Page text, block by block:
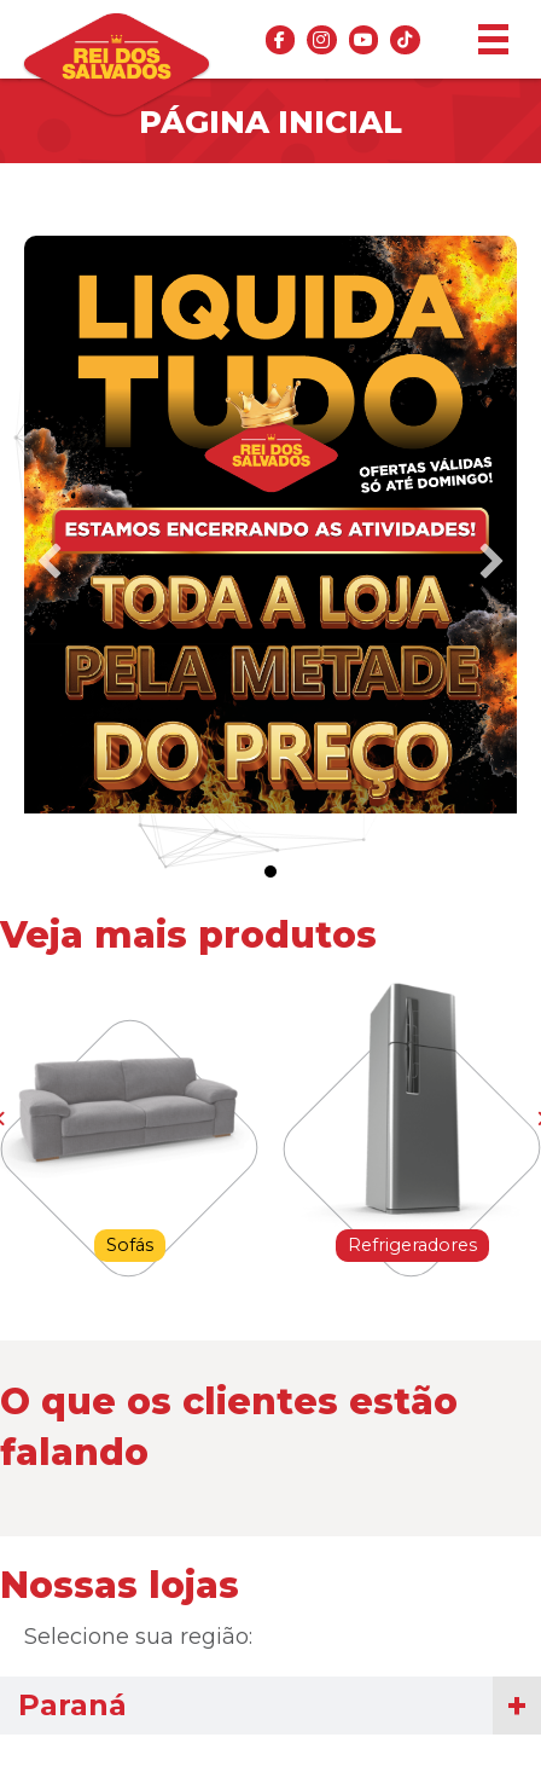
PÁGINA INICIAL
Veja mais produtos
Sofás Refrigeradores
O que os clientes estão
falando
Nossas lojas
Selecione sua região:
Paraná